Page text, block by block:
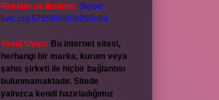
Reklam ve İletişim: Skype:
live:.cid.575569c608265c69
Yasal Uyarı: Bu internet sitesi,
herhangi bir marka, kurum veya
şahıs şirketi ile hiçbir bağlantısı
bulunmamaktadır. Sitede
yalnızca kendi hazırladığımız